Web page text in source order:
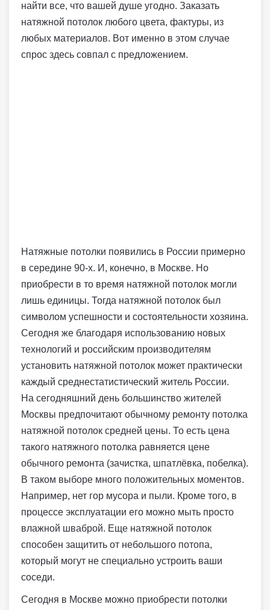
найти все, что вашей душе угодно. Заказать
натяжной потолок любого цвета, фактуры, из
любых материалов. Вот именно в этом случае
спрос здесь совпал с предложением.
Натяжные потолки появились в России примерно
в середине 90-х. И, конечно, в Москве. Но
приобрести в то время натяжной потолок могли
лишь единицы. Тогда натяжной потолок был
символом успешности и состоятельности хозяина.
Сегодня же благодаря использованию новых
технологий и российским производителям
установить натяжной потолок может практически
каждый среднестатистический житель России.
На сегодняшний день большинство жителей
Москвы предпочитают обычному ремонту потолка
натяжной потолок средней цены. То есть цена
такого натяжного потолка равняется цене
обычного ремонта (зачистка, шпатлёвка, побелка).
В таком выборе много положительных моментов.
Например, нет гор мусора и пыли. Кроме того, в
процессе эксплуатации его можно мыть просто
влажной шваброй. Еще натяжной потолок
способен защитить от небольшого потопа,
который могут не специально устроить ваши
соседи.
Сегодня в Москве можно приобрести потолки